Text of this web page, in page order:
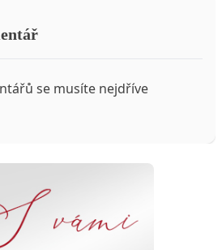
se musíte nejdříve